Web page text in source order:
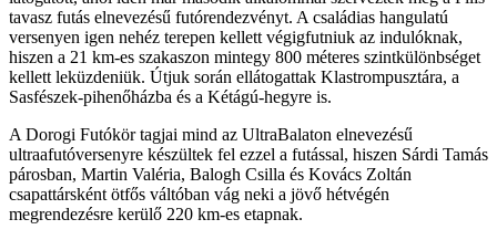
tavasz futás elnevezésű futórendezvényt. A családias hangulatú
versenyen igen nehéz terepen kellett végigfutniuk az indulóknak,
hiszen a 21 km-es szakaszon mintegy 800 méteres szintkülönbséget
kellett leküzdeniük. Útjuk során ellátogattak Klastrompusztára, a
Sasfészek-pihenőházba és a Kétágú-hegyre is.
A Dorogi Futókör tagjai mind az UltraBalaton elnevezésű
ultraafutóversenyre készültek fel ezzel a futással, hiszen Sárdi Tamás
párosban, Martin Valéria, Balogh Csilla és Kovács Zoltán
csapattársként ötfős váltóban vág neki a jövő hétvégén
megrendezésre kerülő 220 km-es etapnak.